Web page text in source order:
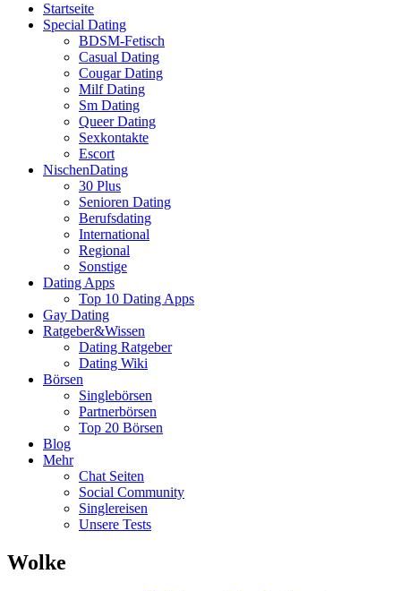
Startseite
Special Dating
BDSM-Fetisch
Casual Dating
Cougar Dating
Milf Dating
Sm Dating
Queer Dating
Sexkontakte
Escort
NischenDating
30 Plus
Senioren Dating
Berufsdating
International
Regional
Sonstige
Dating Apps
Top 10 Dating Apps
Gay Dating
Ratgeber&Wissen
Dating Ratgeber
Dating Wiki
Börsen
Singlebörsen
Partnerbörsen
Top 20 Börsen
Blog
Mehr
Chat Seiten
Social Community
Singlereisen
Unsere Tests
Wolke